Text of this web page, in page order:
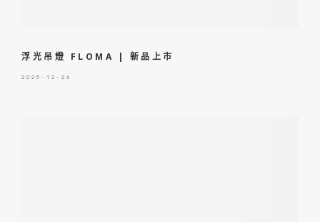
浮光吊燈 FLOMA | 新品上市
2025-12-26